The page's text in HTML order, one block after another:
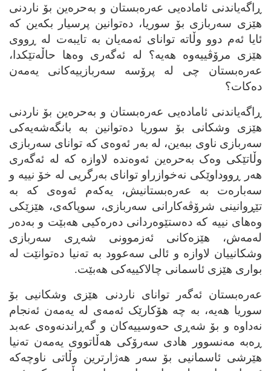
ڕاگه‌یاندنی ئاماده‌یی عه‌ره‌بستان و به‌حره‌ین بۆ ناردنی
هێزی سه‌ربازی بۆ سوریا، ده‌توانین پرسیار بکه‌ین که‌
ئایا ئه‌م دوو وڵاته‌ توانای ئه‌مه‌یان به‌ تایبه‌ت له‌ ڕووی
هێزی مرۆڤییه‌وه‌ هه‌یه‌؟ له‌ ئه‌گه‌ری وه‌ها حاڵه‌تێکدا،
عه‌ره‌بستان چی له‌ پرۆسه‌ سه‌ربازییه‌کانی یه‌مه‌ن
ده‌کات؟
ڕاگه‌یاندنی ئاماده‌یی عه‌ره‌بستان و به‌حره‌ین بۆ ناردنی
هێزی وشکانی بۆ سوریا ده‌توانین به‌ بانگه‌شه‌یه‌کی
سه‌ربازی ناوی ببه‌ین، له‌ به‌ر ئه‌وه‌ی که‌ توانای سه‌ربازی
وڵاتێکی وه‌ک به‌حره‌ین ئه‌وه‌نده‌ لاوازه‌ که‌ له‌ ئه‌گه‌ری
هه‌ر ڕووداوێکی نه‌خوازراو توانای به‌رگریی له‌ خۆ نییه‌ و
سه‌باره‌ت به‌ عه‌ره‌بستانیش، یه‌که‌م ئه‌وه‌ی که‌ به‌
تێڕوانینی شرۆڤه‌کارانی سه‌ربازی، سوپاکه‌ی، هێزێکی
وه‌های نییه‌ که‌ ده‌ستێوه‌ردانی ده‌ره‌کیی هه‌بێت و به‌ده‌ر
له‌مه‌ش، هێزه‌کانی ئه‌زموونی شه‌ڕی سه‌ربازی
وشکانییان لاوازه‌ و ئالی سه‌عوود به‌ ته‌نیا ده‌توانێت له‌
بواری هێزی ئاسمانی چالاکییه‌کی هه‌بێت.
عه‌ره‌بستان ئه‌گه‌ر توانای ناردنی هێزی وشکانیی بۆ
سوریا هه‌یه‌، به‌ چه‌ هۆکارێک ئه‌مه‌ی له‌ یه‌مه‌ن ئه‌نجام
نه‌داوه‌ و بۆ شه‌ڕی حه‌وسییه‌کان و گه‌ڕاندنه‌وه‌ی عه‌بد
ڕه‌به‌ مه‌نسوور هادی سه‌رۆکی هه‌ڵاتووی یه‌مه‌ن ته‌نیا
هێرشی ئاسمانیی بۆ سه‌ر هه‌ژارترین وڵاتی ناوچه‌که‌